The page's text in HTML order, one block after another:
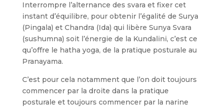
Interrompre l’alternance des svara et fixer cet
instant d’équilibre, pour obtenir l’égalité de Surya
(Pingala) et Chandra (Ida) qui libère Sunya Svara
(sushumna) soit l’énergie de la Kundalini, c’est ce
qu’offre le hatha yoga, de la pratique posturale au
Pranayama.
C’est pour cela notamment que l’on doit toujours
commencer par la droite dans la pratique
posturale et toujours commencer par la narine